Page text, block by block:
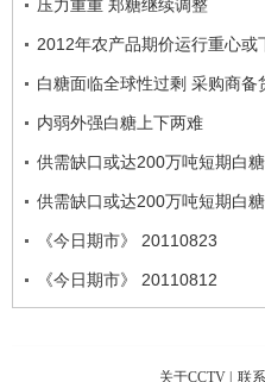
压力重重 郑糖继续调整
2012年农产品期价运行重心或
白糖面临全球性过剩 采购商备
内弱外强白糖上下两难
供需缺口或达200万吨短期白
供需缺口或达200万吨短期白
《今日期市》 20110823
《今日期市》 20110812
关于CCTV | 联